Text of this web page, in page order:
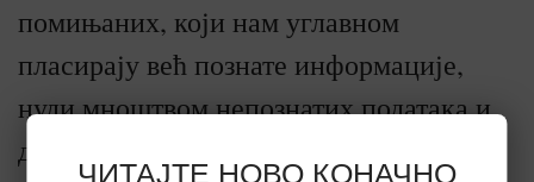
ЧИТАЈТЕ НОВО КОНАЧНО
помињаних, који нам углавном
пласирају већ познате информације,
нуди мноштвом непознатих података и
детаља, конкретно и лако разумљивим